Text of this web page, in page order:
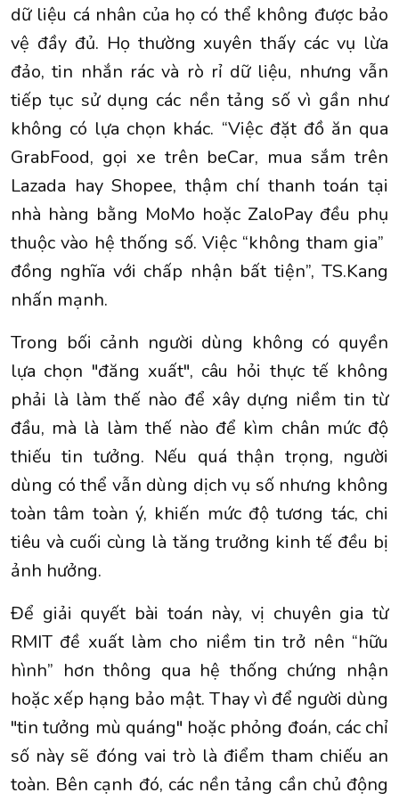
dữ liệu cá nhân của họ có thể không được bảo
vệ đầy đủ. Họ thường xuyên thấy các vụ lừa
đảo, tin nhắn rác và rò rỉ dữ liệu, nhưng vẫn
tiếp tục sử dụng các nền tảng số vì gần như
không có lựa chọn khác. “Việc đặt đồ ăn qua
GrabFood, gọi xe trên beCar, mua sắm trên
Lazada hay Shopee, thậm chí thanh toán tại
nhà hàng bằng MoMo hoặc ZaloPay đều phụ
thuộc vào hệ thống số. Việc “không tham gia”
đồng nghĩa với chấp nhận bất tiện”, TS.Kang
nhấn mạnh.
Trong bối cảnh người dùng không có quyền
lựa chọn "đăng xuất", câu hỏi thực tế không
phải là làm thế nào để xây dựng niềm tin từ
đầu, mà là làm thế nào để kìm chân mức độ
thiếu tin tưởng. Nếu quá thận trọng, người
dùng có thể vẫn dùng dịch vụ số nhưng không
toàn tâm toàn ý, khiến mức độ tương tác, chi
tiêu và cuối cùng là tăng trưởng kinh tế đều bị
ảnh hưởng.
Để giải quyết bài toán này, vị chuyên gia từ
RMIT đề xuất làm cho niềm tin trở nên “hữu
hình” hơn thông qua hệ thống chứng nhận
hoặc xếp hạng bảo mật. Thay vì để người dùng
"tin tưởng mù quáng" hoặc phỏng đoán, các chỉ
số này sẽ đóng vai trò là điểm tham chiếu an
toàn. Bên cạnh đó, các nền tảng cần chủ động